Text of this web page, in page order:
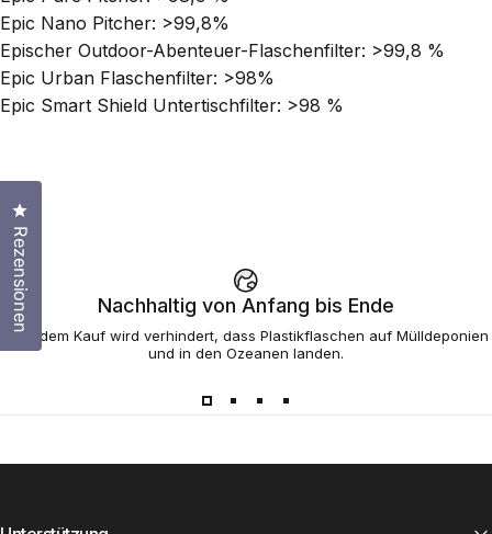
Epic Nano Pitcher: >99,8%
Epischer Outdoor-Abenteuer-Flaschenfilter: >99,8 %
Epic Urban Flaschenfilter: >98%
Epic Smart Shield Untertischfilter: >98 %
Nachhaltig von Anfang bis Ende
Mit jedem Kauf wird verhindert, dass Plastikflaschen auf Mülldeponien
und in den Ozeanen landen.
Rezensionen
Klicken Sie, um den Bewertungsdialog zu öffnen